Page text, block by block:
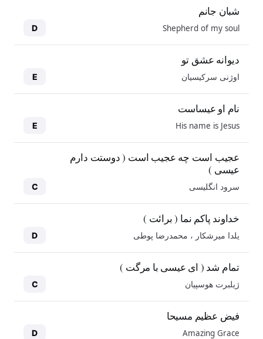
شبان جانم
Shepherd of my soul
D
دیوانه عشق تو
اوژنی سرکیسیان E
نام او عیساست
His name is Jesus
E
عجیب است چه عجیب است ( دوستت دارم
عیسی )
سرود انگلیسی C
خداوند پاکم نما ( برائت )
یلدا میرشکار ، محمدرضا پوطی D
تمام شد ( ای عیسی با مرگت )
ژیلبرت هوسپیان C
فیض عظیم مسیحا
Amazing Grace
D